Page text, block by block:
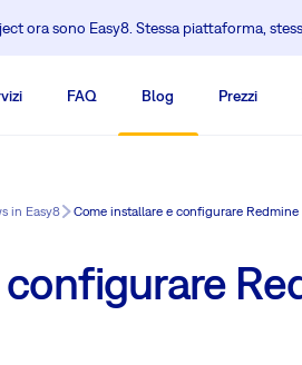
ora sono Easy8. Stessa piattaforma,
FAQ Blog Prezzi
in Easy8 Come installare e configurare Redmine